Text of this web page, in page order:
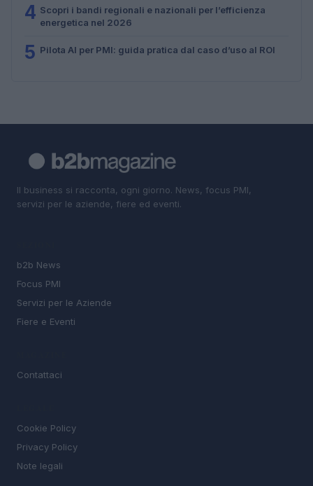
4 Scopri i bandi regionali e nazionali per l’efficienza
energetica nel 2026
5 Pilota AI per PMI: guida pratica dal caso d’uso al ROI
Il business si racconta, ogni giorno. News, focus PMI,
servizi per le aziende, fiere ed eventi.
b2b News
Focus PMI
Servizi per le Aziende
Fiere e Eventi
Contattaci
Cookie Policy
Privacy Policy
Note legali